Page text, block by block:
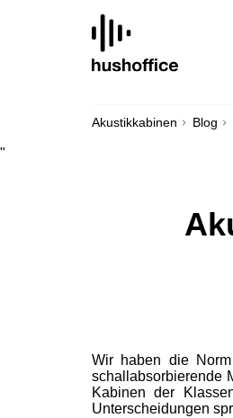
Akustikkabinen Blog
"
Wir haben die Norm
schallabsorbierende
Kabinen der
Unterscheidungen